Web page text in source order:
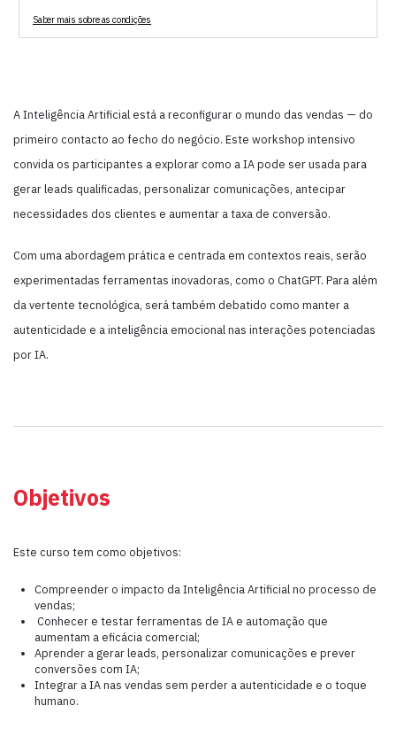
A Inteligência Artificial está a reconfigurar o mundo das vendas — do
primeiro contacto ao fecho do negócio. Este workshop intensivo
convida os participantes a explorar como a IA pode ser usada para
gerar leads qualificadas, personalizar comunicações, antecipar
necessidades dos clientes e aumentar a taxa de conversão.
Com uma abordagem prática e centrada em contextos reais, serão
experimentadas ferramentas inovadoras, como o ChatGPT. Para além
da vertente tecnológica, será também debatido como manter a
autenticidade e a inteligência emocional nas interações potenciadas
por IA.
Objetivos
Este curso tem como objetivos:
Compreender o impacto da Inteligência Artificial no processo de
vendas;
Conhecer e testar ferramentas de IA e automação que
aumentam a eficácia comercial;
Aprender a gerar leads, personalizar comunicações e prever
conversões com IA;
Integrar a IA nas vendas sem perder a autenticidade e o toque
humano.
Saber mais sobre as condições